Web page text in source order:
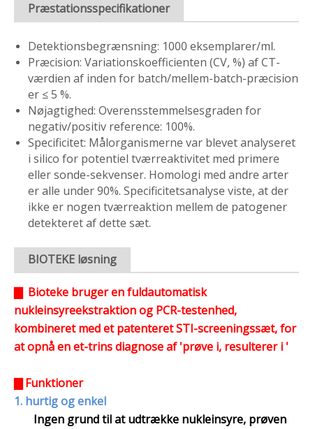
Præstationsspecifikationer
Detektionsbegrænsning: 1000 eksemplarer/ml.
Præcision: Variationskoefficienten (CV, %) af CT-
værdien af inden for batch/mellem-batch-præcision
er ≤ 5 %.
Nøjagtighed: Overensstemmelsesgraden for
negativ/positiv reference: 100%.
Specificitet: Målorganismerne var blevet analyseret
i silico for potentiel tværreaktivitet med primere
eller sonde-sekvenser. Homologi med andre arter
er alle under 90%. Specificitetsanalyse viste, at der
ikke er nogen tværreaktion mellem de patogener
detekteret af dette sæt.
BIOTEKE løsning
▇ Bioteke bruger en fuldautomatisk
nukleinsyreekstraktion og PCR-testenhed,
kombineret med et patenteret STI-screeningssæt, for
at opnå en et-trins diagnose af 'prøve i, resulterer i '
▇ Funktioner
1. hurtig og enkel
Ingen grund til at udtrække nukleinsyre, prøven